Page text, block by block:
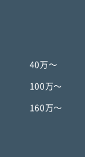
40万〜
100万〜
160万〜